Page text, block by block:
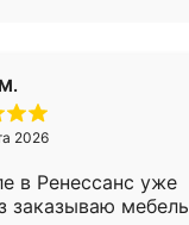
2026
в Ренессанс уже
заказываю мебель